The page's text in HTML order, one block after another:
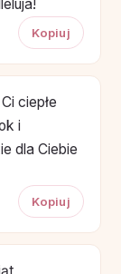
Kopiuj
ciepłe
i
dla Ciebie
Kopiuj